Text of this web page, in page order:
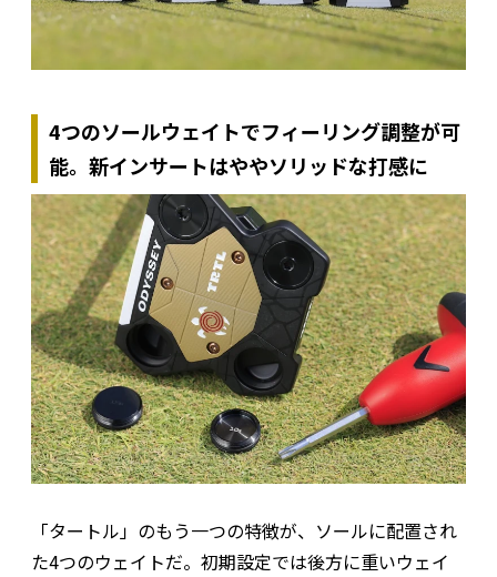
4つのソールウェイトでフィーリング調整が可
能。新インサートはややソリッドな打感に
「タートル」のもう一つの特徴が、ソールに配置され
た4つのウェイトだ。初期設定では後方に重いウェイ